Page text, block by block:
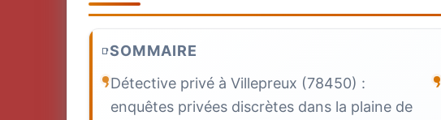
SOMMAIRE
Détective privé à Villepreux (78450) :
enquêtes privées discrètes dans la plaine de